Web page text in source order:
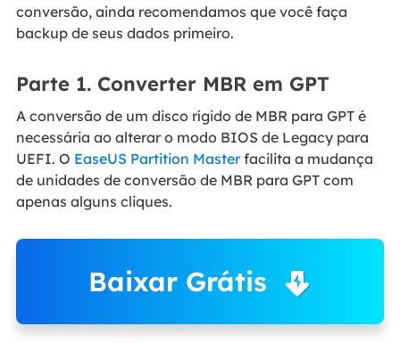
conversão, ainda recomendamos que você faça
backup de seus dados primeiro.
Parte 1. Converter MBR em GPT
A conversão de um disco rígido de MBR para GPT é
necessária ao alterar o modo BIOS de Legacy para
UEFI. O EaseUS Partition Masterfacilita a mudança
de unidades de conversão de MBR para GPT com
apenas alguns cliques.
Baixar Grátis